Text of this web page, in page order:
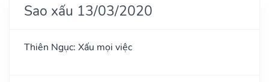
Sao xấu 13/03/2020
Thiên Ngục: Xấu mọi việc